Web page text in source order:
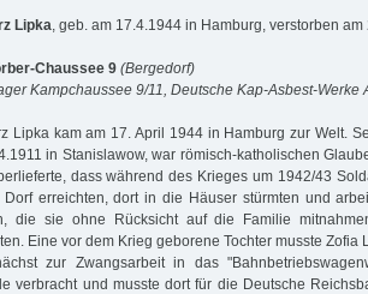
Lipka , geb. am 17.4.1944 in Hamburg, verstorben
Chaussee 9 (Bergedorf)
Kampchaussee 9/11, Deutsche Kap-Asbest-Werke
Lipka kam am 17. April 1944 in Hamburg zur Welt.
in Stanislawow, war römisch-katholischen
dass während des Krieges um 1942/43
Dorf erreichten, dort in die Häuser stürmten und
die sie ohne Rücksicht auf die Familie
Eine vor dem Krieg geborene Tochter musste Zofia
zur Zwangsarbeit in das
verbracht und musste dort für die Deutsche